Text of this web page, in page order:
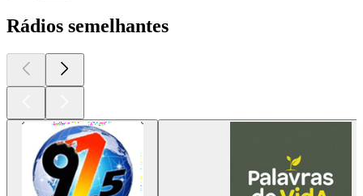
Rádios semelhantes